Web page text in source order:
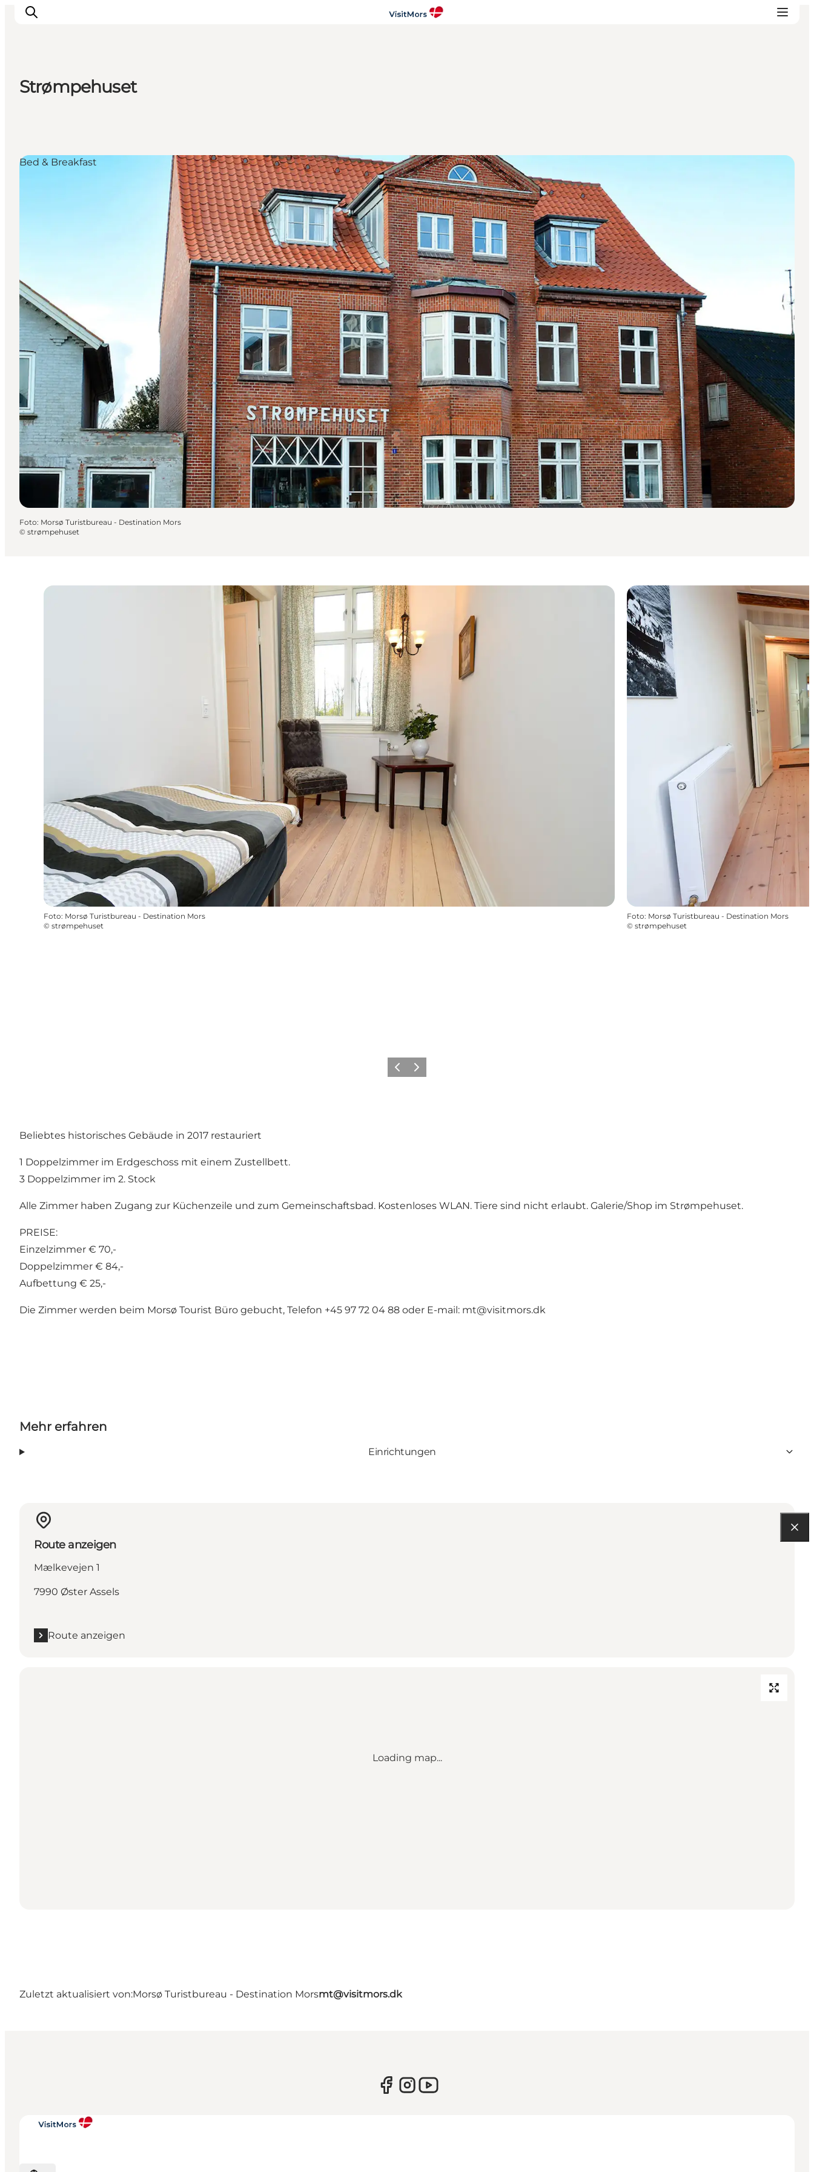
Unterkunft
Strømpehuset
Bed & Breakfast
Foto: Morsø Turistbureau - Destination Mors
© strømpehuset
Foto: Morsø Turistbureau - Destination Mors
© strømpehuset
Foto: Morsø Turistbureau - Destination Mors
© strømpehuset
Vorherige Folie
Nächste Folie
Beliebtes historisches Gebäude in 2017 restauriert
1 Doppelzimmer im Erdgeschoss mit einem Zustellbett.
3 Doppelzimmer im 2. Stock
Alle Zimmer haben Zugang zur Küchenzeile und zum Gemeinschaftsbad. Kostenloses WLAN. Tiere sind nicht erlaubt. Galerie/Shop im Strømpehuset.
PREISE:
Einzelzimmer € 70,-
Doppelzimmer € 84,-
Aufbettung € 25,-
Die Zimmer werden beim Morsø Tourist Büro gebucht, Telefon +45 97 72 04 88 oder E-mail: mt@visitmors.dk
Mehr erfahren
Einrichtungen
Route anzeigen
Mælkevejen 1
7990 Øster Assels
Route anzeigen
Loading map...
Zuletzt aktualisiert von:Morsø Turistbureau - Destination Morsmt@visitmors.dk